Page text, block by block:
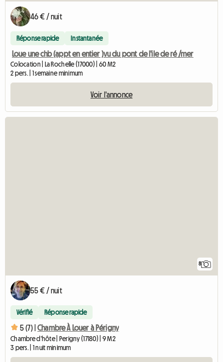
46 € / nuit
Réponse rapide Instantanée
Loue une chb (appt en entier )vu du pont de l'ile de ré /mer
Colocation | La Rochelle (17000) | 60 M2
2 pers. | 1 semaine minimum
Voir l'annonce
8
55 € / nuit
Vérifié Réponse rapide
5 (7) | Chambre À Louer à Périgny
Chambre d'hôte | Perigny (17180) | 9 M2
3 pers. | 1 nuit minimum